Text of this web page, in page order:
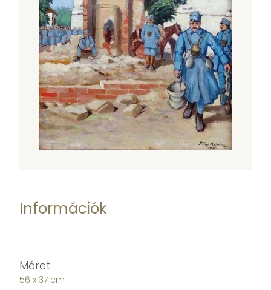
Információk
Méret
56 x 37 cm